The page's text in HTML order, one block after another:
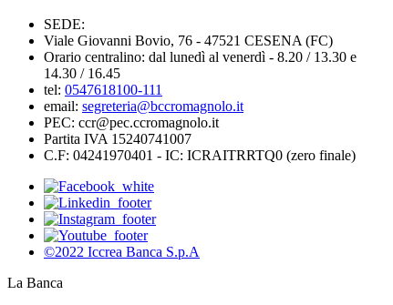
SEDE:
Viale Giovanni Bovio, 76 - 47521 CESENA (FC)
Orario centralino: dal lunedì al venerdì - 8.20 / 13.30 e
14.30 / 16.45
tel: 0547618100-111
email: segreteria@bccromagnolo.it
PEC: ccr@pec.ccromagnolo.it
Partita IVA 15240741007
C.F: 04241970401 - IC: ICRAITRRTQ0 (zero finale)
©2022 Iccrea Banca S.p.A
La Banca